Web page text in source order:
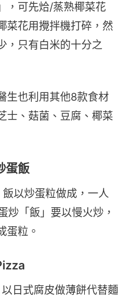
，可先烚/蒸熟椰菜花
菜花用攪拌機打碎，然
，只有白米的十分之
生也利用其他8款食材
士、菇菌、豆腐、椰菜
蛋飯
以炒蛋粒做成，一人
炒「飯」要以慢火炒，
蛋粒。
日式腐皮做薄餅代替麵